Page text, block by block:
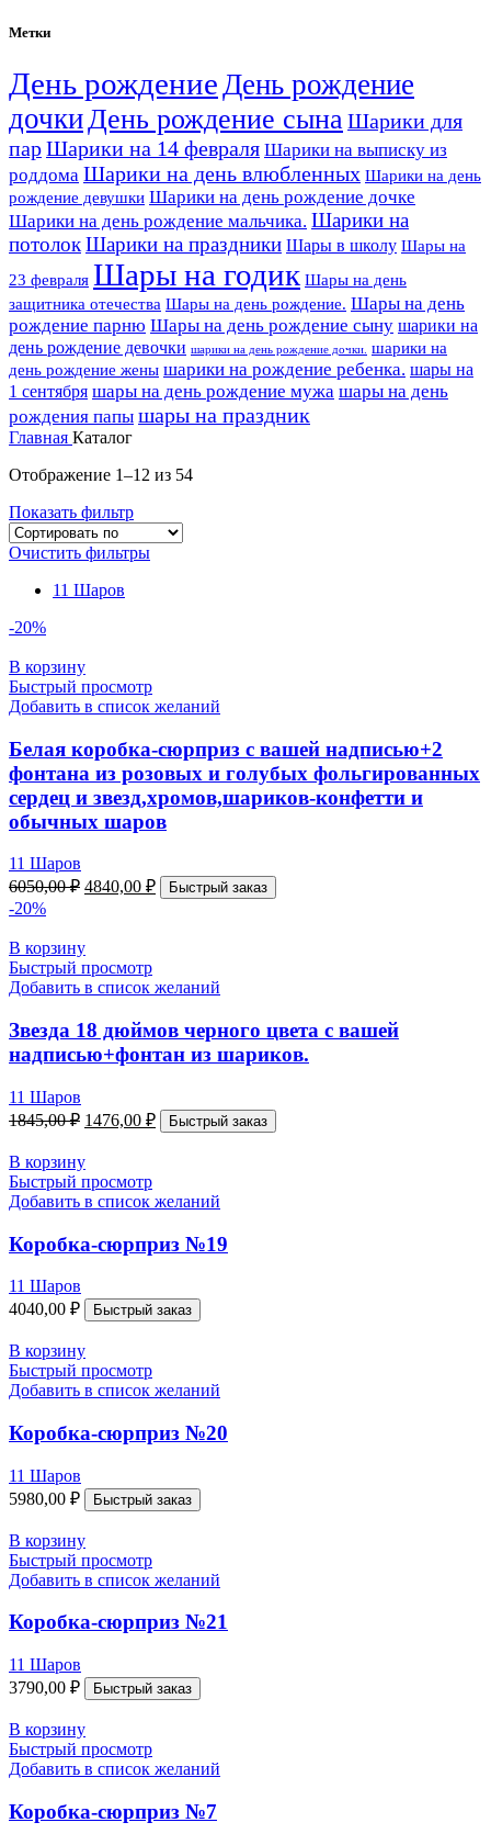
Метки
День рождение День рождение
дочкиДень рождение сынаШарики для
парШарики на 14 февраля Шарики на выписку из
роддома Шарики на день влюбленных Шарики на день
рождение девушки Шарики на день рождение дочке
Шарики на день рождение мальчика. Шарики на
потолокШарики на праздники Шары в школу Шары на
23 февраля Шары на годик Шары на день
защитника отечества Шары на день рождение. Шары на день
рождение парню Шары на день рождение сыну шарики на
день рождение девочки шарики на день рождение дочки.
шарики на
день рождение жены шарики на рождение ребенка. шары на
1 сентября шары на день рождение мужа шары на день
рождения папы шары на праздник
Главная Каталог
Отображение 1–12 из 54
Показать фильтр
Очистить фильтры
11 Шаров
-20%
В корзину
Быстрый просмотр
Добавить в список желаний
Белая коробка-сюрприз с вашей надписью+2
фонтана из розовых и голубых фольгированных
сердец и звезд,хромов,шариков-конфетти и
обычных шаров
11 Шаров
6050,00₽ 4840,00 ₽ Быстрый заказ
-20%
В корзину
Быстрый просмотр
Добавить в список желаний
Звезда 18 дюймов черного цвета с вашей
надписью+фонтан из шариков.
11 Шаров
1845,00₽ 1476,00 ₽ Быстрый заказ
В корзину
Быстрый просмотр
Добавить в список желаний
Коробка-сюрприз №19
11 Шаров
4040,00 ₽ Быстрый заказ
В корзину
Быстрый просмотр
Добавить в список желаний
Коробка-сюрприз №20
11 Шаров
5980,00 ₽ Быстрый заказ
В корзину
Быстрый просмотр
Добавить в список желаний
Коробка-сюрприз №21
11 Шаров
3790,00 ₽ Быстрый заказ
В корзину
Быстрый просмотр
Добавить в список желаний
Коробка-сюрприз №7